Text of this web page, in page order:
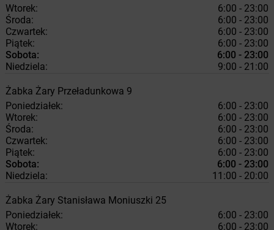
Wtorek:
6:00 - 23:00
Środa:
6:00 - 23:00
Czwartek:
6:00 - 23:00
Piątek:
6:00 - 23:00
Sobota:
6:00 - 23:00
Niedziela:
9:00 - 21:00
Żabka Żary Przeładunkowa 9
Poniedziałek:
6:00 - 23:00
Wtorek:
6:00 - 23:00
Środa:
6:00 - 23:00
Czwartek:
6:00 - 23:00
Piątek:
6:00 - 23:00
Sobota:
6:00 - 23:00
Niedziela:
11:00 - 20:00
Żabka Żary Stanisława Moniuszki 25
Poniedziałek:
6:00 - 23:00
Wtorek:
6:00 - 23:00